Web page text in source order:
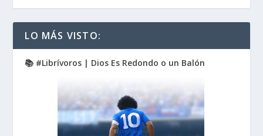
LO MÁS VISTO:
📚 #Librívoros | Dios Es Redondo o un Balón